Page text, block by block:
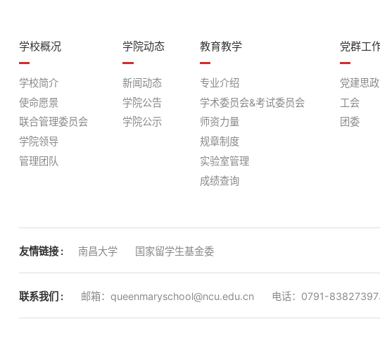
学校概况
学校简介
使命愿景
联合管理委员会
学院领导
管理团队
学院动态
新闻动态
学院公告
学院公示
教育教学
专业介绍
学术委员会&考试委员会
师资力量
规章制度
实验室管理
成绩查询
党群工
党建思政
工会
团委
友情链接 : 南昌大学 国家留学生基金委
联系我们 : 邮箱：queenmaryschool@ncu.edu.cn 电话：0791-